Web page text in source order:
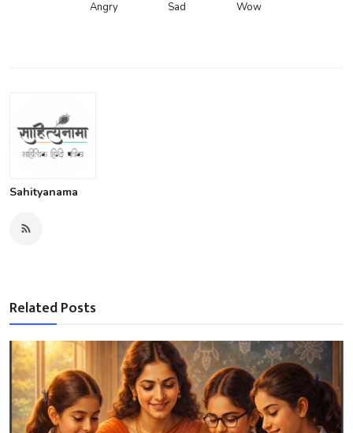
Angry Sad Wow
Sahityanama
Related Posts